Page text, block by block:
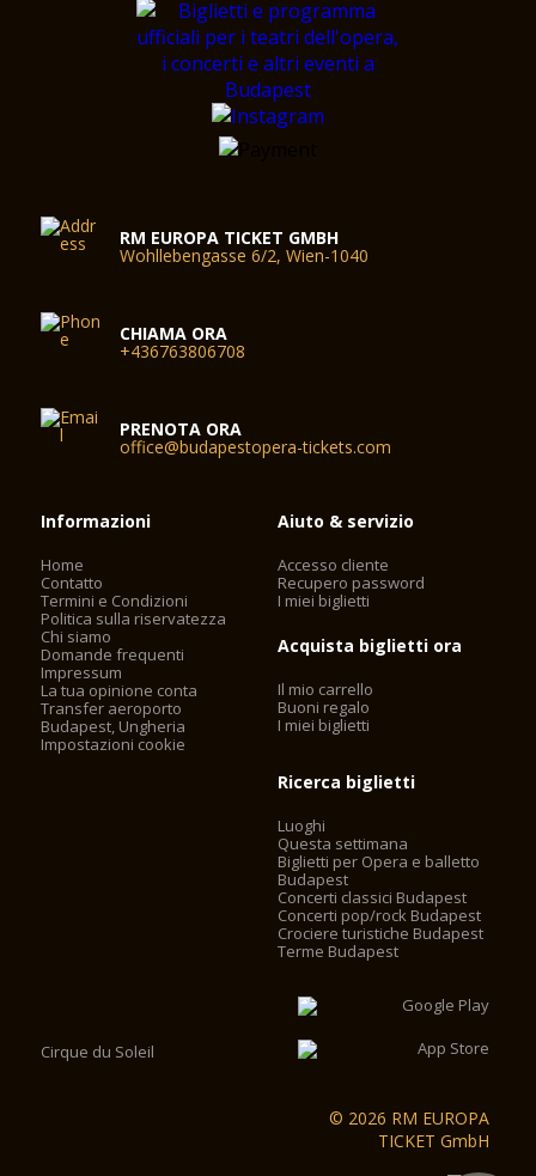
RM EUROPA TICKET GMBH
Wohllebengasse 6/2, Wien-1040
CHIAMA ORA
+436763806708
PRENOTA ORA
office@budapestopera-tickets.com
Informazioni
Home
Contatto
Termini e Condizioni
Politica sulla riservatezza
Chi siamo
Domande frequenti
Impressum
La tua opinione conta
Transfer aeroporto
Budapest, Ungheria
Impostazioni cookie
Aiuto & servizio
Accesso cliente
Recupero password
I miei biglietti
Acquista biglietti ora
Il mio carrello
Buoni regalo
I miei biglietti
Ricerca biglietti
Luoghi
Questa settimana
Biglietti per Opera e balletto
Budapest
Concerti classici Budapest
Concerti pop/rock Budapest
Crociere turistiche Budapest
Terme Budapest
Cirque du Soleil
© 2026 RM EUROPA
TICKET GmbH